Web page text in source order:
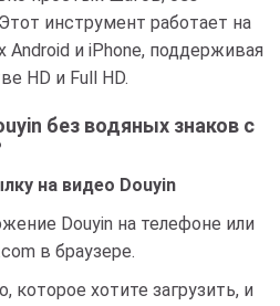
инструмент работает на
и iPhone, поддерживая
HD и Full HD.
без водяных знаков с
на видео Douyin
Douyin на телефоне или
в браузере.
которое хотите загрузить, и